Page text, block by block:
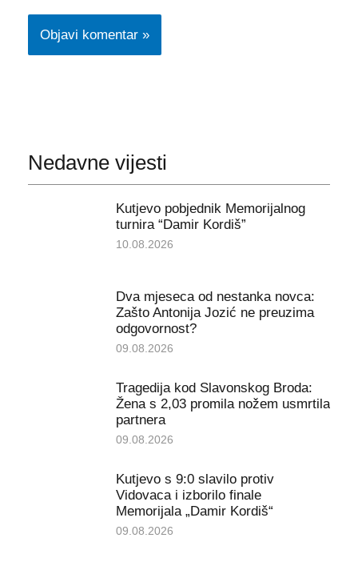
Nedavne vijesti
Kutjevo pobjednik Memorijalnog
turnira “Damir Kordiš”
10.08.2026
Dva mjeseca od nestanka novca:
Zašto Antonija Jozić ne preuzima
odgovornost?
09.08.2026
Tragedija kod Slavonskog Broda:
Žena s 2,03 promila nožem usmrtila
partnera
09.08.2026
Kutjevo s 9:0 slavilo protiv
Vidovaca i izborilo finale
Memorijala „Damir Kordiš“
09.08.2026